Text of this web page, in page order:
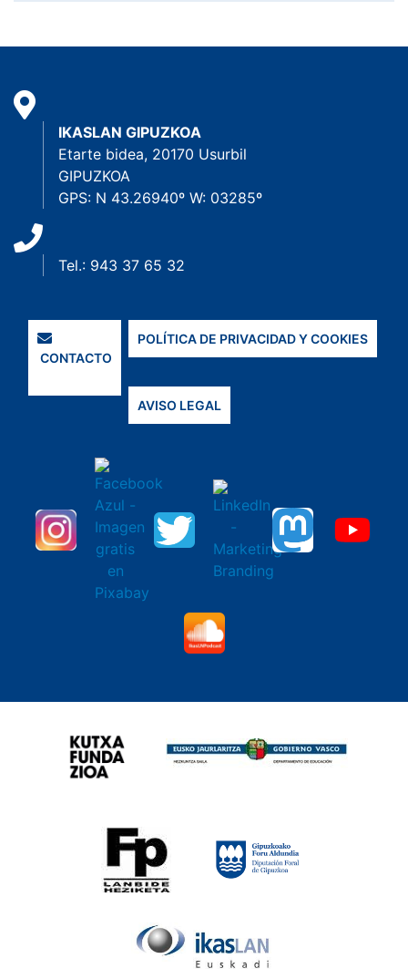
IKASLAN GIPUZKOA
Etarte bidea, 20170 Usurbil
GIPUZKOA
GPS: N 43.26940º W: 03285º
Tel.: 943 37 65 32
CONTACTO
POLÍTICA DE PRIVACIDAD Y COOKIES
AVISO LEGAL